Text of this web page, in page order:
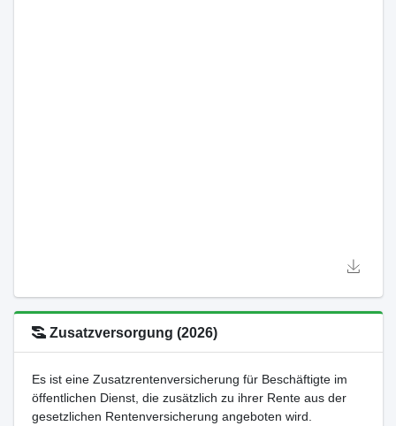
Zusatzversorgung (2026)
Es ist eine Zusatzrentenversicherung für Beschäftigte im
öffentlichen Dienst, die zusätzlich zu ihrer Rente aus der
gesetzlichen Rentenversicherung angeboten wird.